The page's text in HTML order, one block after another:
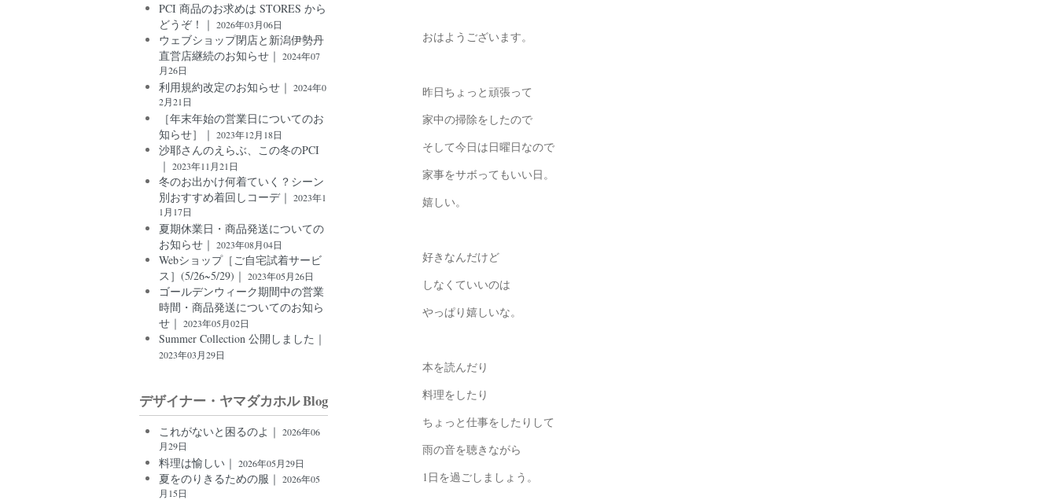
おはようございます。
昨日ちょっと頑張って
家中の掃除をしたので
そして今日は日曜日なので
家事をサボってもいい日。
嬉しい。
好きなんだけど
しなくていいのは
やっぱり嬉しいな。
本を読んだり
料理をしたり
ちょっと仕事をしたりして
雨の音を聴きながら
1日を過ごしましょう。
PCI 商品のお求めは STORES から
どうぞ！｜ 2026年03月06日
ウェブショップ閉店と新潟伊勢丹
直営店継続のお知らせ｜ 2024年07
月26日
利用規約改定のお知らせ｜ 2024年0
2月21日
［年末年始の営業日についてのお
知らせ］｜ 2023年12月18日
沙耶さんのえらぶ、この冬のPCI
｜ 2023年11月21日
冬のお出かけ何着ていく？シーン
別おすすめ着回しコーデ｜ 2023年1
1月17日
夏期休業日・商品発送についての
お知らせ｜ 2023年08月04日
Webショップ［ご自宅試着サービ
ス］(5/26~5/29)｜ 2023年05月26日
ゴールデンウィーク期間中の営業
時間・商品発送についてのお知ら
せ｜ 2023年05月02日
Summer Collection 公開しました｜
2023年03月29日
デザイナー・ヤマダカホル Blog
これがないと困るのよ｜ 2026年06
月29日
料理は愉しい｜ 2026年05月29日
夏をのりきるための服｜ 2026年05
月15日